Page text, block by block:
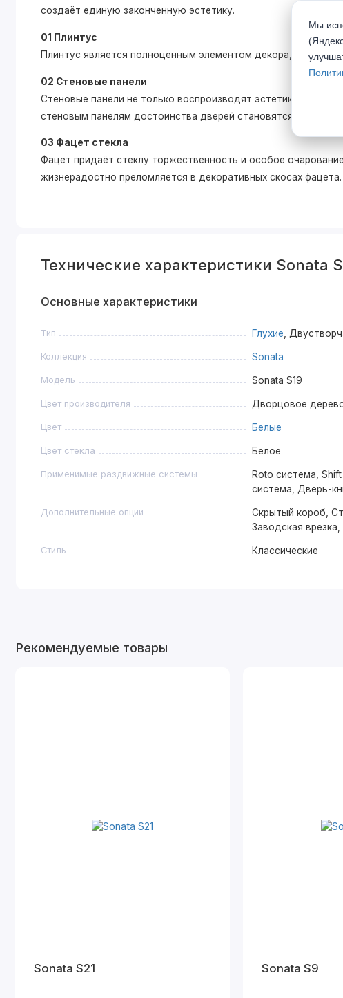
создаёт единую законченную эстетику.
01 Плинтус
Плинтус является полноценным элементом декора, который
02 Стеновые панели
Стеновые панели не только воспроизводят эстетику двери,
стеновым панелям достоинства дверей становятся заметнее
03 Фацет стекла
Фацет придаёт стеклу торжественность и особое
жизнерадостно преломляется в декоративных скосах фацета.
Технические характеристики Sonata
Основные характеристики
Тип Глухие ,
Коллекция Sonata
Модель Sonata S19
Цвет производителя Дворцовое
Цвет Белые
Цвет стекла Белое
Применимые раздвижные системы
Roto система,
система, Дверь-
Дополнительные опции
Скрытый короб,
Заводская
Стиль Классические
Рекомендуемые товары
Sonata S21 Sonata S9
Мы